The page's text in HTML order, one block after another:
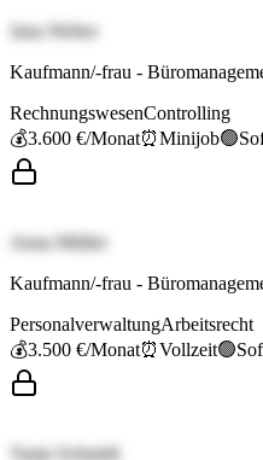
Jana Weber
Kaufmann/-frau -
RechnungswesenControlling
💰3.600 €/Monat⏰Minijob🟢
Anna Müller
Kaufmann/-frau -
PersonalverwaltungArbeitsrecht
💰3.500 €/Monat⏰Vollzeit🟢
Tanja Schmidt